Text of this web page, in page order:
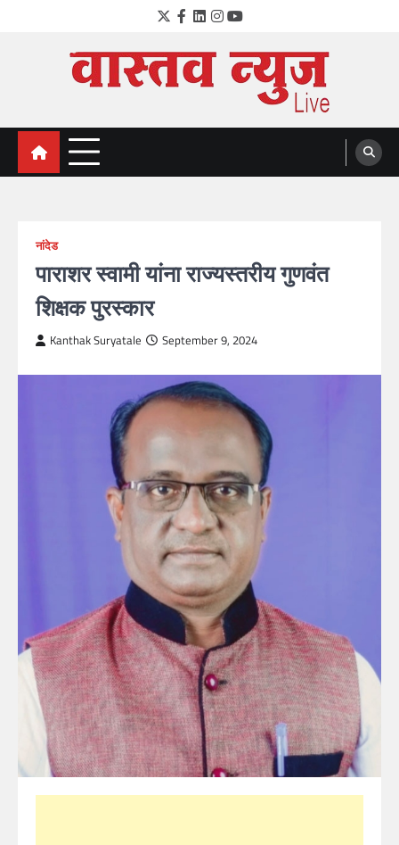
Twitter
Facebook
LinkedIn
Instagram
YouTube
VastavNEWSLive.com
a leading NEWS portal of Maharahstra
नांदेड
पाराशर स्वामी यांना राज्यस्तरीय गुणवंत
शिक्षक पुरस्कार
Kanthak Suryatale September 9, 2024